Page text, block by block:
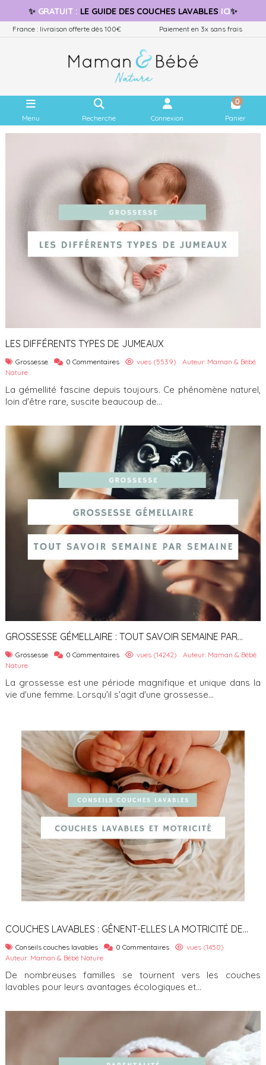
✨ GRATUIT: LE GUIDE DES COUCHES LAVABLES ICI✨
France : livraison offerte dès 100€ Paiement en 3x sans frais
Menu Recherche Connexion
0
Panier
LES DIFFÉRENTS TYPES DE JUMEAUX
Grossesse 0 Commentaires vues (5539)
Auteur: Maman & Bébé
Nature
La gémellité fascine depuis toujours. Ce phénomène naturel,
loin d'être rare, suscite beaucoup de...
GROSSESSE GÉMELLAIRE : TOUT SAVOIR SEMAINE PAR
SEMAINE
Grossesse 0 Commentaires vues (14242)
Auteur: Maman & Bébé
Nature
La grossesse est une période magnifique et unique dans la
vie d'une femme. Lorsqu'il s'agit d'une grossesse...
COUCHES LAVABLES : GÊNENT-ELLES LA MOTRICITÉ DE
BÉBÉ ?
Conseils couches lavables 0 Commentaires
vues (1450)
Auteur: Maman & Bébé Nature
De nombreuses familles se tournent vers les couches
lavables pour leurs avantages écologiques et...